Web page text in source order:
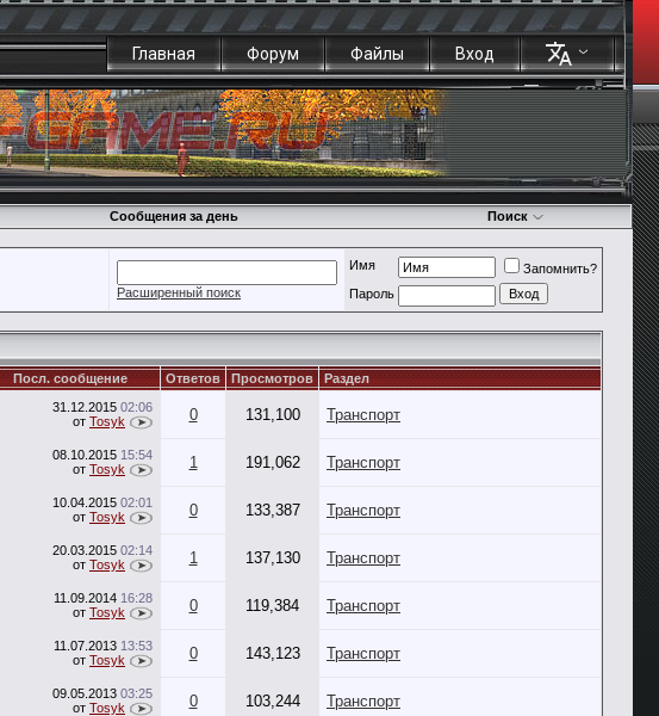
Главная Форум Файлы Вход
Сообщения за день Поиск
Расширенный поиск
Имя
Запомнить?
Пароль
Посл. сообщение Ответов Просмотров Раздел
31.12.2015 02:06
от Tosyk 0 131,100 Транспорт
08.10.2015 15:54
от Tosyk 1 191,062 Транспорт
10.04.2015 02:01
от Tosyk 0 133,387 Транспорт
20.03.2015 02:14
от Tosyk 1 137,130 Транспорт
11.09.2014 16:28
от Tosyk 0 119,384 Транспорт
11.07.2013 13:53
от Tosyk 0 143,123 Транспорт
09.05.2013 03:25
от Tosyk 0 103,244 Транспорт